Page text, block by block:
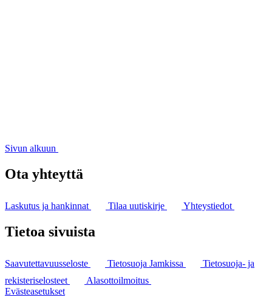
Sivun alkuun
Ota yhteyttä
Laskutus ja hankinnat Tilaa uutiskirje Yhteystiedot
Tietoa sivuista
Saavutettavuusseloste Tietosuoja Jamkissa
Tietosuoja- ja
rekisteriselosteet
Alasottoilmoitus
Evästeasetukset